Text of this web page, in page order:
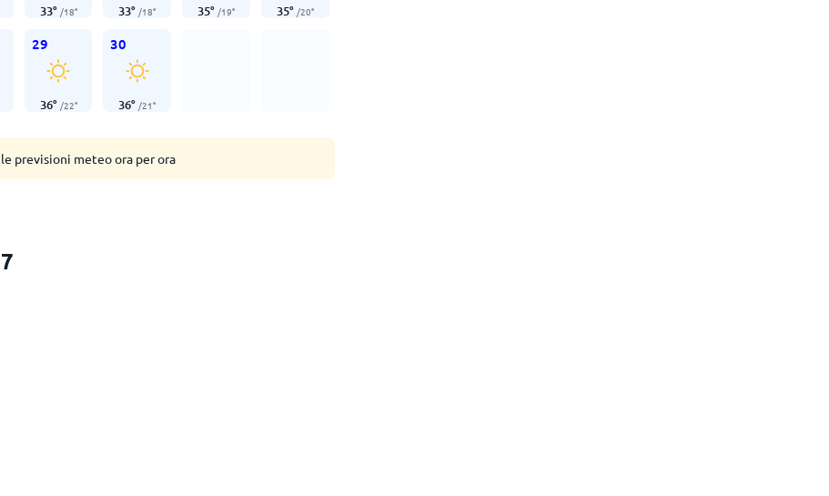
33° /18° 33° /18° 35° /19° 35° /20°
29
36° /22°
30
36° /21°
previsioni meteo ora per ora